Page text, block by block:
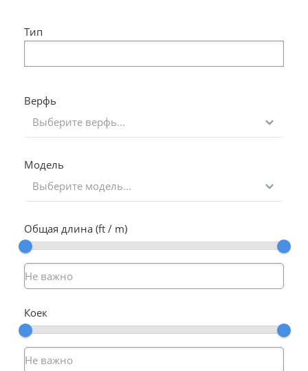
Тип
Верфь
Выберите верфь...
Модель
Выберите модель...
Общая длина (ft / m)
Коек